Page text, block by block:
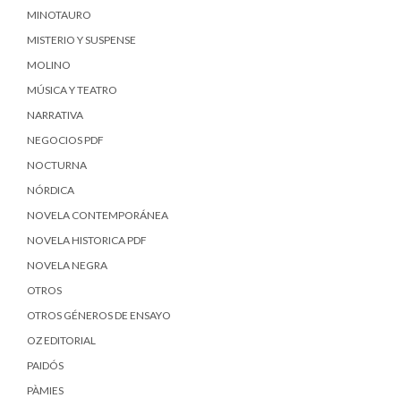
MINOTAURO
MISTERIO Y SUSPENSE
MOLINO
MÚSICA Y TEATRO
NARRATIVA
NEGOCIOS PDF
NOCTURNA
NÓRDICA
NOVELA CONTEMPORÁNEA
NOVELA HISTORICA PDF
NOVELA NEGRA
OTROS
OTROS GÉNEROS DE ENSAYO
OZ EDITORIAL
PAIDÓS
PÀMIES